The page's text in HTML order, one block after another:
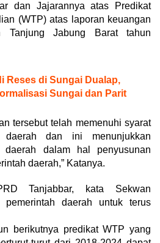
dan Jajarannya atas Predikat
(WTP) atas laporan keuangan
Tanjung Jabung Barat tahun
Reses di Sungai Dualap,
Sungai dan Parit
tersebut telah memenuhi syarat
daerah dan ini menunjukkan
daerah dalam hal penyusunan
daerah,” Katanya.
Tanjabbar, kata Sekwan
pemerintah daerah untuk terus
berikutnya predikat WTP yang